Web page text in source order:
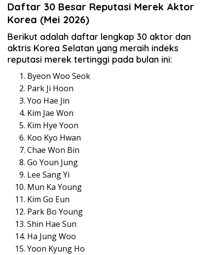
Daftar 30 Besar Reputasi Merek Aktor
Korea (Mei 2026)
Berikut adalah daftar lengkap 30 aktor dan
aktris Korea Selatan yang meraih indeks
reputasi merek tertinggi pada bulan ini:
Byeon Woo Seok
Park Ji Hoon
Yoo Hae Jin
Kim Jae Won
Kim Hye Yoon
Koo Kyo Hwan
Chae Won Bin
Go Youn Jung
Lee Sang Yi
Mun Ka Young
Kim Go Eun
Park Bo Young
Shin Hae Sun
Ha Jung Woo
Yoon Kyung Ho